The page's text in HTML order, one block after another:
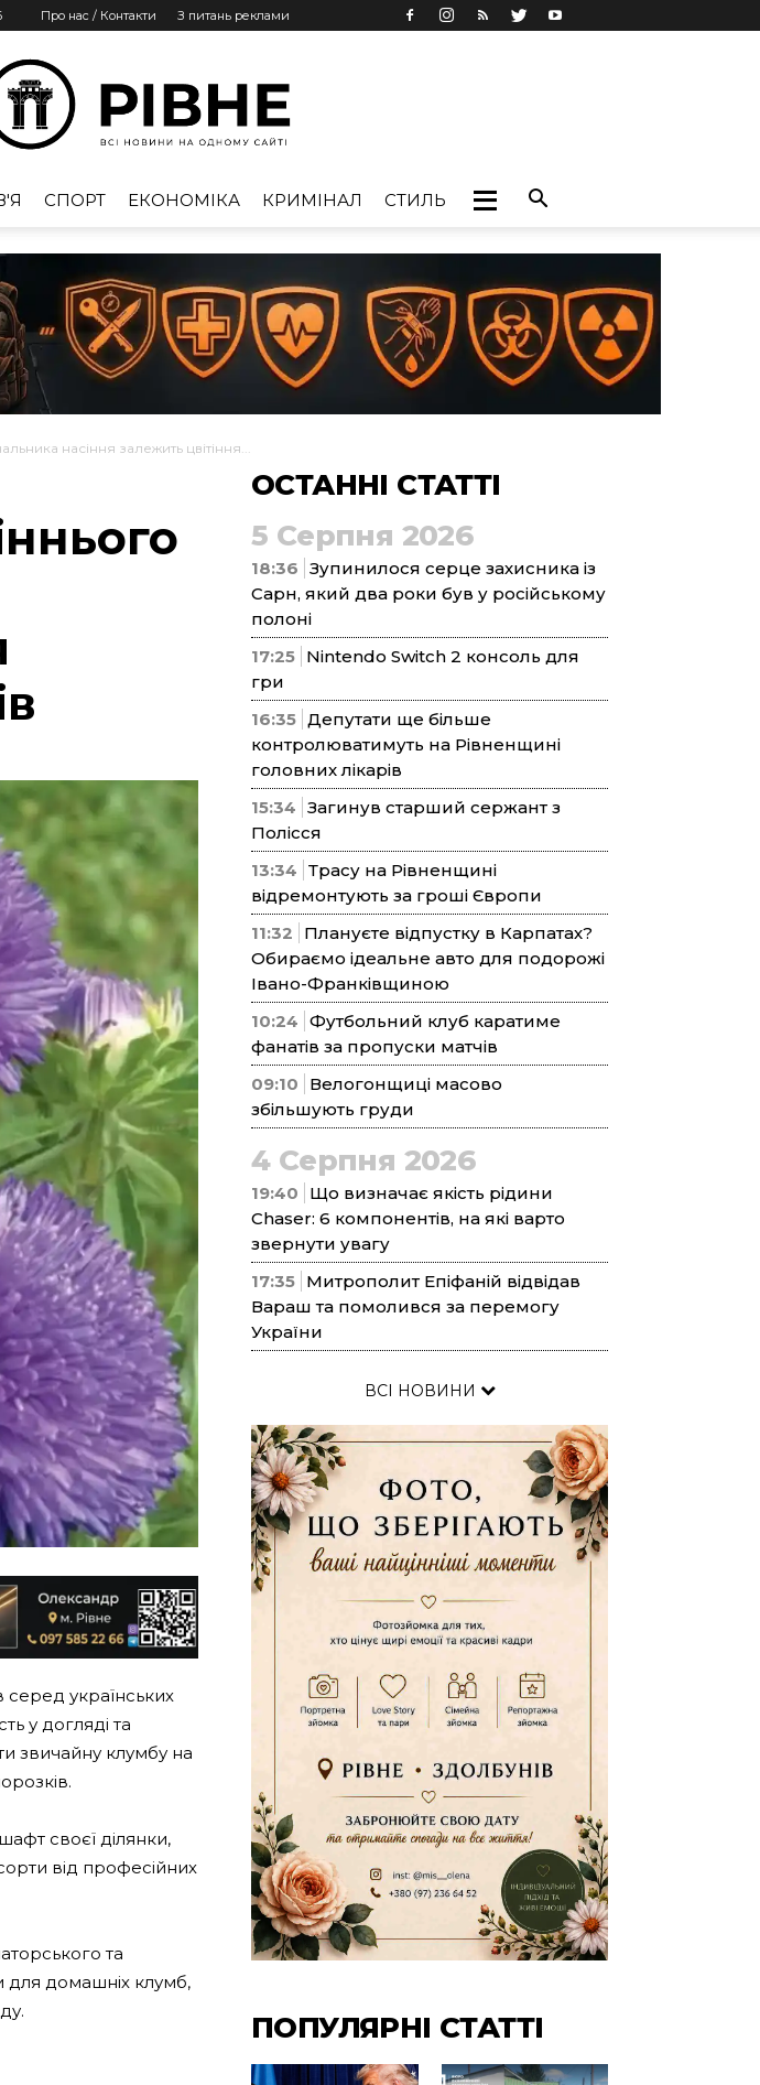
Про нас / Контакти З питань реклами
Рівне
СПОРТ ЕКОНОМІКА КРИМІНАЛ СТИЛЬ
насіння залежить цвітіння...
українських
у догляді та
звичайну клумбу на
своєї ділянки,
від професійних
та
для домашніх клумб,
ОСТАННІ СТАТТІ
5 Серпня 2026
18:36 Зупинилося серце захисника із
Сарн, який два роки був у російському
полоні
17:25 Nintendo Switch 2 консоль для
гри
16:35 Депутати ще більше
контролюватимуть на Рівненщині
головних лікарів
15:34 Загинув старший сержант з
Полісся
13:34 Трасу на Рівненщині
відремонтують за гроші Європи
11:32
Плануєте відпустку в Карпатах?
Обираємо ідеальне авто для подорожі
Івано-Франківщиною
10:24 Футбольний клуб каратиме
фанатів за пропуски матчів
09:10
Велогонщиці масово
збільшують груди
4 Серпня 2026
19:40
Що визначає якість рідини
Chaser: 6 компонентів, на які варто
звернути увагу
17:35 Митрополит Епіфаній відвідав
Вараш та помолився за перемогу
України
ВСІ НОВИНИ
ПОПУЛЯРНІ СТАТТІ